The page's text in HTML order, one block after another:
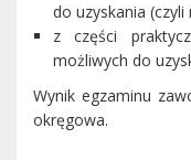
do uzyskania
z części
możliwych do
Wynik egzaminu
okręgowa.